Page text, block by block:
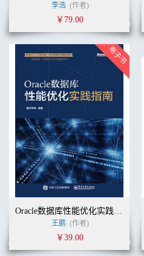
李浩 (作者)
￥79.00
Oracle数据库性能优化实践指南
王鹏 (作者)
￥39.00